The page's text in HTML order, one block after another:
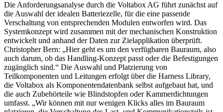
Die Anforderungsanalyse durch die Voltabox AG führt zunächst auf
die Auswahl der idealen Batteriezelle, für die eine passende
Verschaltung von entsprechenden Modulen entworfen wird. Das
Systemkonzept wird zusammen mit der mechanischen Konstruktion
entwickelt und anhand der Daten zur Zielapplikation überprüft.
Christopher Bern: „Hier geht es um den verfügbaren Bauraum, also
auch darum, ob das Handling-Konzept passt oder die Befestigungen
zugänglich sind.“ Die Auswahl und Platzierung von
Teilkomponenten und Leitungen erfolgt über die Harness Library,
die Voltabox als Komponentendatenbank selbst aufgebaut hat, und
die auch Zubehörteile wie Blindstopfen oder Kammerdichtungen
umfasst. „Wir können mit nur wenigen Klicks alles im Bauraum